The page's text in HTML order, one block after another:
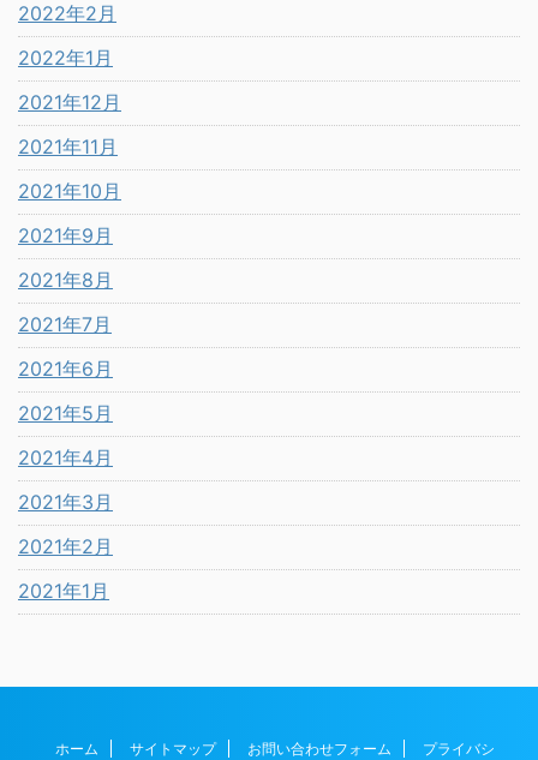
2022年2月
2022年1月
2021年12月
2021年11月
2021年10月
2021年9月
2021年8月
2021年7月
2021年6月
2021年5月
2021年4月
2021年3月
2021年2月
2021年1月
ホーム サイトマップ お問い合わせフォーム プライバシ